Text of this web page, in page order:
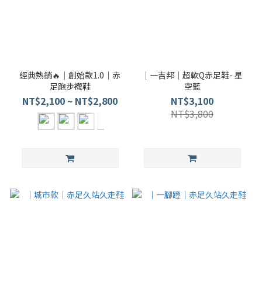
經典熱銷🔥｜創始款1.0｜赤
足跑步襪鞋
NT$2,100 ~ NT$2,800
｜一吉邦｜超軟Q赤足鞋- 星
空藍
NT$3,100
NT$3,800